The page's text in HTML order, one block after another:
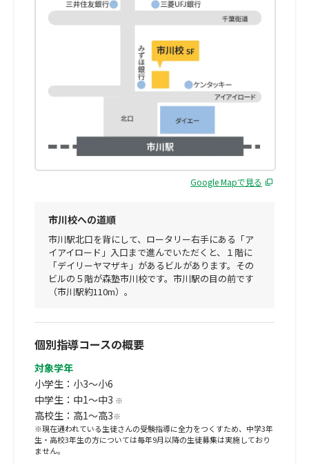
個別指導コースの概要
対象学年
小学生：小3～小6
中学生：中1～中3 ※
高校生：高1～高3※
※現在通われている生徒さんの受験指導に全力をつくすため、中学3年
生・高校3年生の方については毎年9月以降の生徒募集は実施しており
ません。
Google Mapで見る
市川校への道順
市川駅北口を背にして、ロータリー右手にある「ア
イアイロード」入口まで進んでいただくと、１階に
「デイリーヤマザキ」があるビルがあります。その
ビルの５階が森塾市川校です。市川駅の目の前です
（市川駅約110m）。